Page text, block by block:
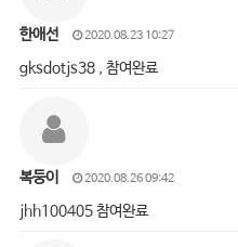
한애선 2020.08.23 10:27
gksdotjs38 , 참여완료
복둥이 2020.08.26 09:42
jhh100405 참여완료